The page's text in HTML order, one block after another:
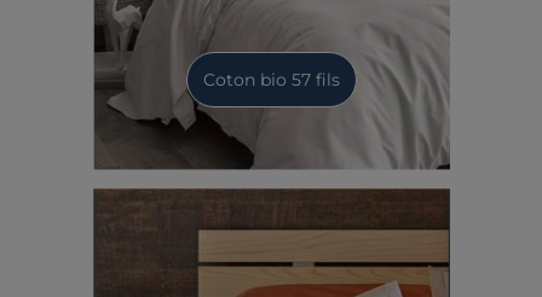
Coton bio 57 fils